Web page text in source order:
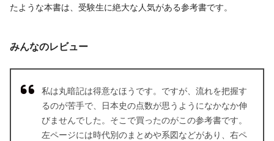
たような本書は、受験生に絶大な人気がある参考書です。
みんなのレビュー
私は丸暗記は得意なほうです。ですが、流れを把握す
るのが苦手で、日本史の点数が思うようになかなか伸
びませんでした。そこで買ったのがこの参考書です。
左ページには時代別のまとめや系図などがあり、右ペ